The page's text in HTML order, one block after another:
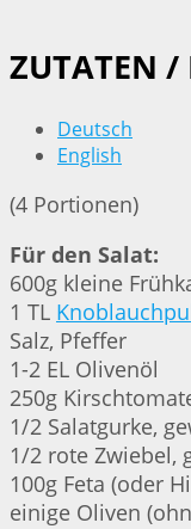
ZUTATEN /
Deutsch
English
(4 Portionen)
Für den Salat:
600g kleine
1 TL
Salz, Pfeffer
1-2 EL Olivenöl
250g
1/2 Salatgurke,
1/2 rote Zwiebel,
100g Feta (oder
einige Oliven